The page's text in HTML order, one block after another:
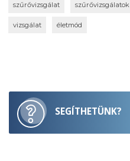
szűrővizsgálat szűrővizsgálatok
vizsgálat életmód
SEGÍTHETÜNK?